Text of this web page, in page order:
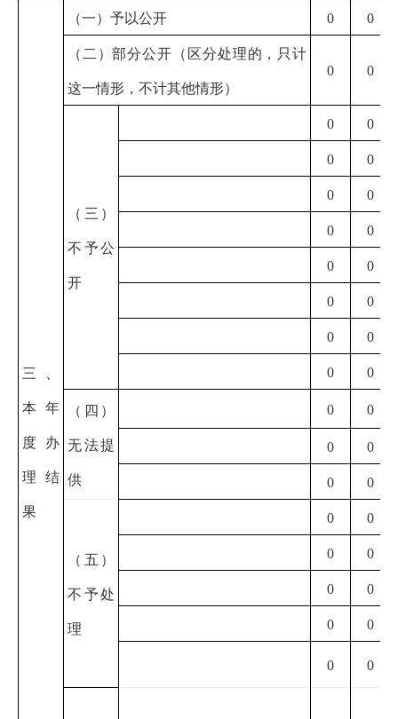
三、
本年
度办
理结
果
（一）予以公开 0 0
（二）部分公开 （区分处理的，只计
这一情形，不计其他情形）
0 0
（三）
不予公
开
0 0
0 0
0 0
0 0
0 0
0 0
0 0
0 0
（四）
无法提
供
0 0
0 0
0 0
（五）
不予处
理
0 0
0 0
0 0
0 0
0 0